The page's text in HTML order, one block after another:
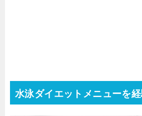
水泳ダイエットメニューを